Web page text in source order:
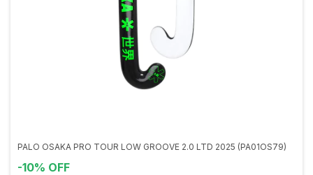
PALO OSAKA PRO TOUR LOW GROOVE 2.0 LTD 2025 (PA01OS79)
-10% OFF